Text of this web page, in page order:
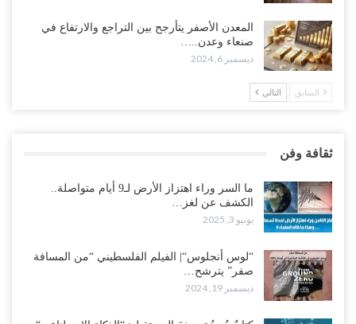
المعدن الأصفر يتأرجح بين التراجع والارتفاع في
صنعاء وعدن..…
ديسمبر 6, 2024
السابق التالي
ثقافة وفن
ما السر وراء اهتزاز الأرض لـ9 أيام متواصلة..
الكشف عن لغز…
يونيو 3, 2025
“لوس أنجلوس“| الفيلم الفلسطيني “من المسافة
صفر” يترشح…
ديسمبر 19, 2024